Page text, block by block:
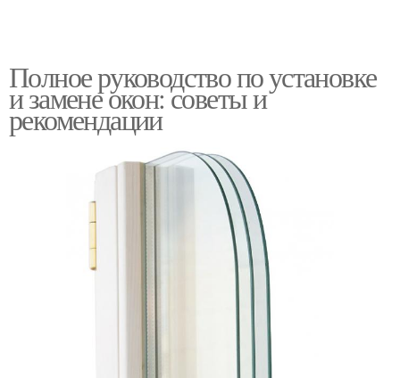
Полное руководство по установке
и замене окон: советы и
рекомендации